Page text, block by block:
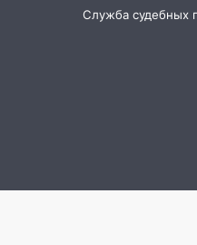
Служба судебных